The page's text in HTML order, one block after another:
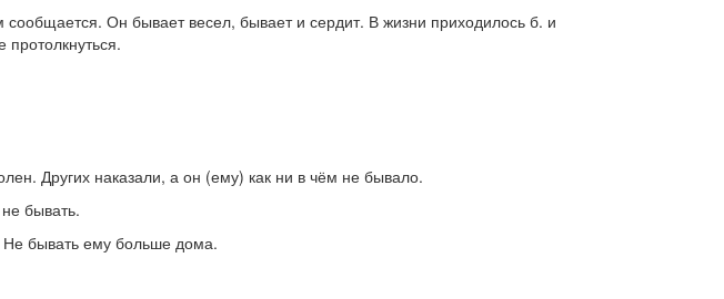
сообщается. Он бывает весел, бывает и сердит. В жизни приходилось б. и
Других наказали, а он (ему) как ни в чём не бывало.
бывать.
Не бывать ему больше дома.